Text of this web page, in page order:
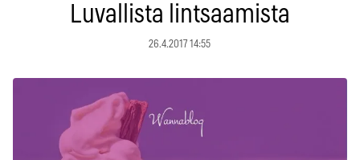
Luvallista lintsaamista
26.4.2017 14:55